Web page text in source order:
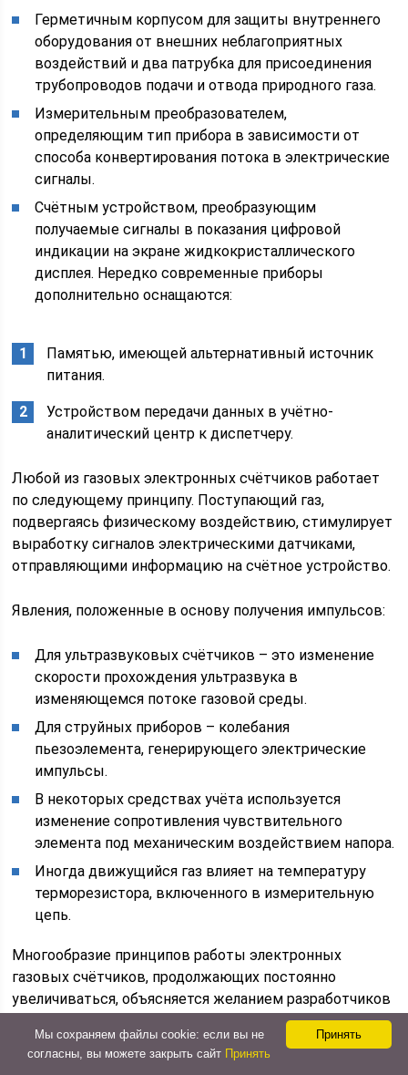
Герметичным корпусом для защиты внутреннего
оборудования от внешних неблагоприятных
воздействий и два патрубка для присоединения
трубопроводов подачи и отвода природного газа.
Измерительным преобразователем,
определяющим тип прибора в зависимости от
способа конвертирования потока в электрические
сигналы.
Счётным устройством, преобразующим
получаемые сигналы в показания цифровой
индикации на экране жидкокристаллического
дисплея. Нередко современные приборы
дополнительно оснащаются:
Памятью, имеющей альтернативный источник
питания.
Устройством передачи данных в учётно-
аналитический центр к диспетчеру.
Любой из газовых электронных счётчиков работает
по следующему принципу. Поступающий газ,
подвергаясь физическому воздействию, стимулирует
выработку сигналов электрическими датчиками,
отправляющими информацию на счётное устройство.
Явления, положенные в основу получения импульсов:
Для ультразвуковых счётчиков – это изменение
скорости прохождения ультразвука в
изменяющемся потоке газовой среды.
Для струйных приборов – колебания
пьезоэлемента, генерирующего электрические
импульсы.
В некоторых средствах учёта используется
изменение сопротивления чувствительного
элемента под механическим воздействием напора.
Иногда движущийся газ влияет на температуру
терморезистора, включенного в измерительную
цепь.
Многообразие принципов работы электронных
газовых счётчиков, продолжающих постоянно
увеличиваться, объясняется желанием разработчиков
превзойти конкурентов в столь перспективной
отрасли, какой является сфера сбыта голубогоПринять
Мы сохраняем файлы cookie: если вы не
согласны, вы можете закрыть сайт Принять